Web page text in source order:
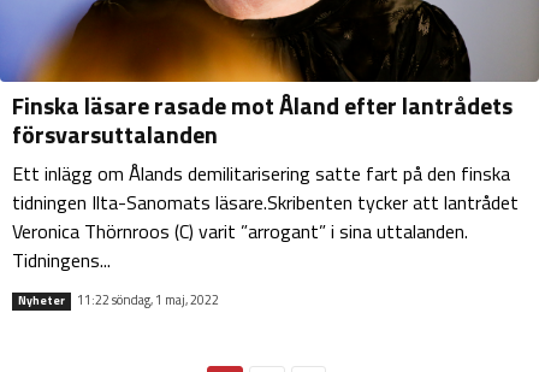
Finska läsare rasade mot Åland efter lantrådets
försvarsuttalanden
Ett inlägg om Ålands demilitarisering satte fart på den finska
tidningen Ilta-Sanomats läsare.Skribenten tycker att lantrådet
Veronica Thörnroos (C) varit ”arrogant” i sina uttalanden.
Tidningens...
Nyheter 11:22 söndag, 1 maj, 2022